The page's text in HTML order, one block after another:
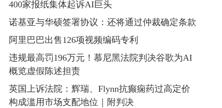
400家报纸集体起诉AI巨头
诺基亚与华硕签署协议：还将通过仲裁确定条款
阿里巴巴出售126项视频编码专利
违规最高罚196万元！慕尼黑法院判决谷歌为AI
概览虚假陈述担责
英国上诉法院：辉瑞、Flynn抗癫痫药过高定价
构成滥用市场支配地位｜附判决